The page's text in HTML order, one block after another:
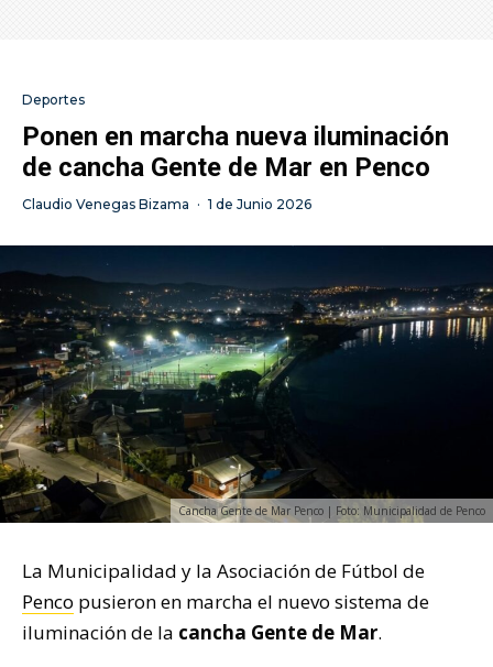
Deportes
Ponen en marcha nueva iluminación
de cancha Gente de Mar en Penco
Claudio Venegas Bizama · 1 de Junio 2026
Cancha Gente de Mar Penco | Foto: Municipalidad de Penco
La Municipalidad y la Asociación de Fútbol de
Penco pusieron en marcha el nuevo sistema de
iluminación de la cancha Gente de Mar.